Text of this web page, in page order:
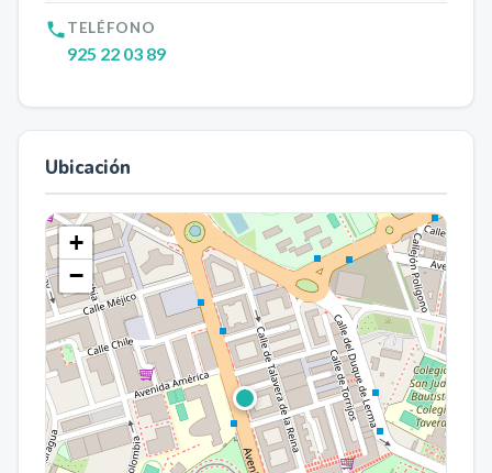
TELÉFONO
925 22 03 89
Ubicación
+
−